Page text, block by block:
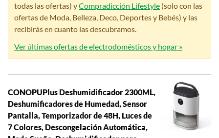
todas las ofertas) yCompradicción Lifestyle (solo con las
ofertas de Moda, Belleza, Deco, Deportes y Bebés) y las
recibirás en cuanto las descubramos.
Ver últimas ofertas de electrodomésticos y hogar »
CONOPUPlus Deshumidificador 2300ML,
Deshumificadores de Humedad, Sensor
Pantalla, Temporizador de 48H, Luces de
7 Colores, Descongelación Automática,